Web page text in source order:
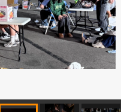
系週會